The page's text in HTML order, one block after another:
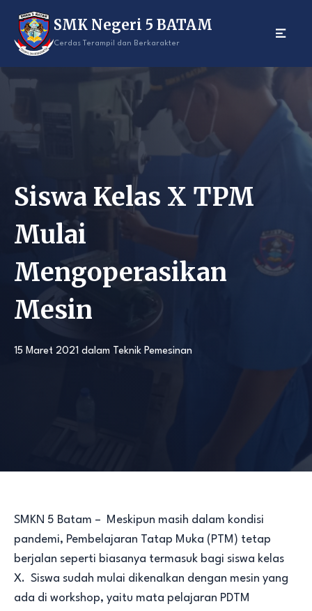
content
SMK Negeri 5 BATAM
Cerdas Terampil dan Berkarakter
Siswa Kelas X TPM
Mulai
Mengoperasikan
Mesin
15 Maret 2021 dalam Teknik Pemesinan
SMKN 5 Batam – Meskipun masih dalam kondisi
pandemi, Pembelajaran Tatap Muka (PTM) tetap
berjalan seperti biasanya termasuk bagi siswa kelas
X. Siswa sudah mulai dikenalkan dengan mesin yang
ada di workshop, yaitu mata pelajaran PDTM